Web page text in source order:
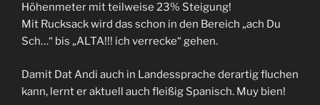
Höhenmeter mit teilweise 23% Steigung!
Mit Rucksack wird das schon in den Bereich „ach Du
Sch…“ bis „ALTA!!! ich verrecke“ gehen.
Damit Dat Andi auch in Landessprache derartig fluchen
kann, lernt er aktuell auch fleißig Spanisch. Muy bien!